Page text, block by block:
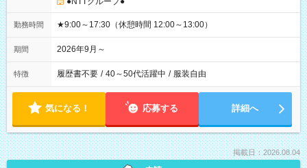
勤務時間 ★9:00～17:30（休憩時間 12:00～13:00）
期間 2026年9月～
特徴 履歴書不要 / 40～50代活躍中 / 服装自由
気になる！ 応募する 詳細へ
掲載日：2026.08.04